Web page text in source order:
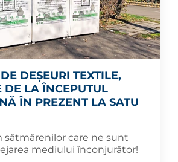
DEȘEURI TEXTILE,
DE LA ÎNCEPUTUL
ÎN PREZENT LA SATU
care ne sunt
mediului înconjurător!